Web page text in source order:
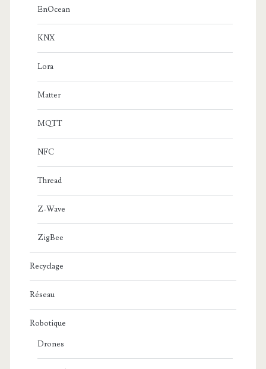
EnOcean
KNX
Lora
Matter
MQTT
NFC
Thread
Z-Wave
ZigBee
Recyclage
Réseau
Robotique
Drones